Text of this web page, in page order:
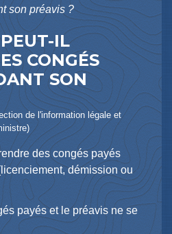
son préavis ?
IL
CONGÉS
SON
de l'information légale et
des congés payés
démission ou
payés et le préavis ne se